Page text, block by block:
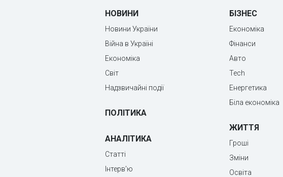
НОВИНИ
Новини України
Війна в Україні
Економіка
Світ
Надзвичайні події
ПОЛІТИКА
АНАЛІТИКА
Статті
Інтерв'ю
БІЗНЕС
Економіка
Фінанси
Авто
Tech
Енергетика
Біла економіка
ЖИТТЯ
Гроші
Зміни
Освіта